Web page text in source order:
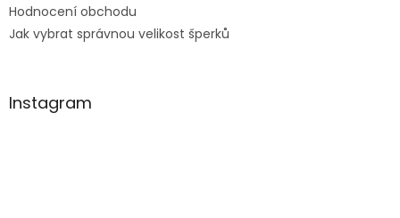
Hodnocení obchodu
Jak vybrat správnou velikost šperků
Instagram